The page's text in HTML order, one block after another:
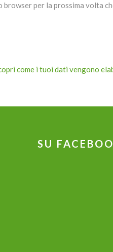
browser per la prossima volta
come i tuoi dati vengono
SU